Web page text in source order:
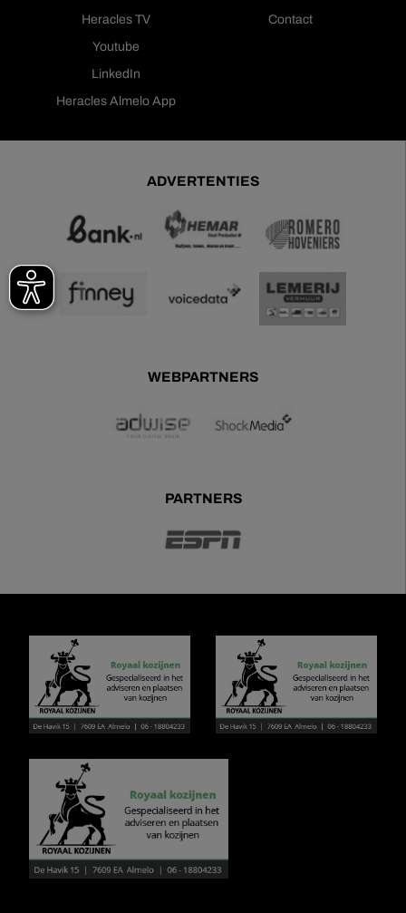
Heracles TV
Youtube
LinkedIn
Heracles Almelo App
Contact
ADVERTENTIES
WEBPARTNERS
PARTNERS